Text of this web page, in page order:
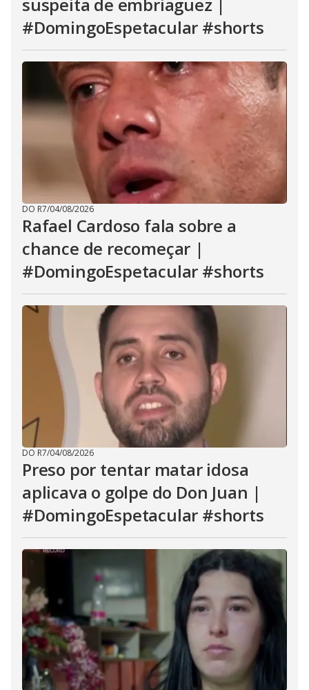
#DomingoEspetacular #shorts
DO R7/04/08/2026
Rafael Cardoso fala sobre a
chance de recomeçar |
#DomingoEspetacular #shorts
DO R7/04/08/2026
Preso por tentar matar idosa
aplicava o golpe do Don Juan |
#DomingoEspetacular #shorts